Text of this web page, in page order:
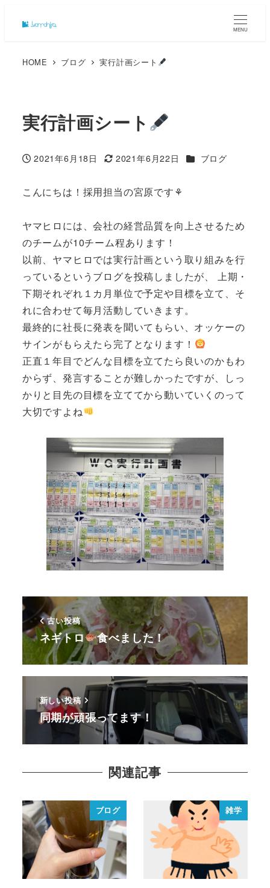
MENU
HOME ブログ 実行計画シート
実行計画シート
投稿日
2021年6月18日
更新日
2021年6月22日 カテゴリー
ブログ
こんにちは！採用担当の宮原です⚘
ヤマヒロには、会社の経営品質を向上させるため
のチームが10チーム程あります！
以前、ヤマヒロでは実行計画という取り組みを行
っているというブログを投稿しましたが、 上期・
下期それぞれ１カ月単位で予定や目標を立て、そ
れに合わせて毎月活動していきます。
最終的に社長に発表を聞いてもらい、オッケーの
サインがもらえたら完了となります！
正直１年目でどんな目標を立てたら良いのかもわ
からず、発言することが難しかったですが、しっ
かりと目先の目標を立ててから動いていくのって
大切ですよね
古い投稿
ネギトロ 食べました！
新しい投稿
同期が頑張ってます！
関連記事
ブログ 雑学